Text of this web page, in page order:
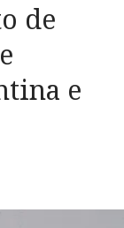
de
e